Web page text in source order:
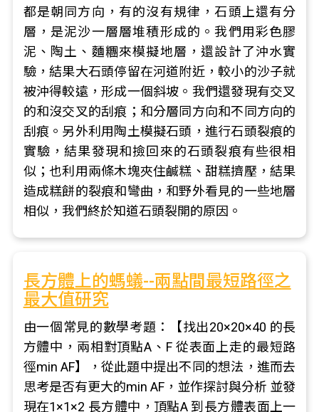
都是朝同方向，有的沒有規律，石頭上還有分
層，是泥沙一層層堆積形成的。我們用彩色膠
泥、陶土、麵糰來模擬地層，還設計了沖水實
驗，結果大石頭停留在河道附近，較小的沙子就
被沖得較遠，形成一個斜坡。我們還發現有交叉
的和沒交叉的刮痕；和分層同方向和不同方向的
刮痕。另外利用陶土模擬石頭，進行石頭裂痕的
實驗，結果發現和撿回來的石頭裂痕有些很相
似；也利用兩條木塊夾住鹹糕、甜糕擠壓，結果
造成糕餅的裂痕和彎曲，和野外看見的一些地層
相似，我們終於知道石頭裂開的原因。
長方體上的螞蟻--兩點間最短路徑之
最大值研究
由一個常見的數學考題：【找出20×20×40 的長
方體中，兩相對頂點A、F 從表面上走的最短路
徑min AF】，從此題中提出不同的想法，進而去
思考是否有更大的min AF，並作探討與分析 並發
現在1×1×2 長方體中，頂點A 到長方體表面上一